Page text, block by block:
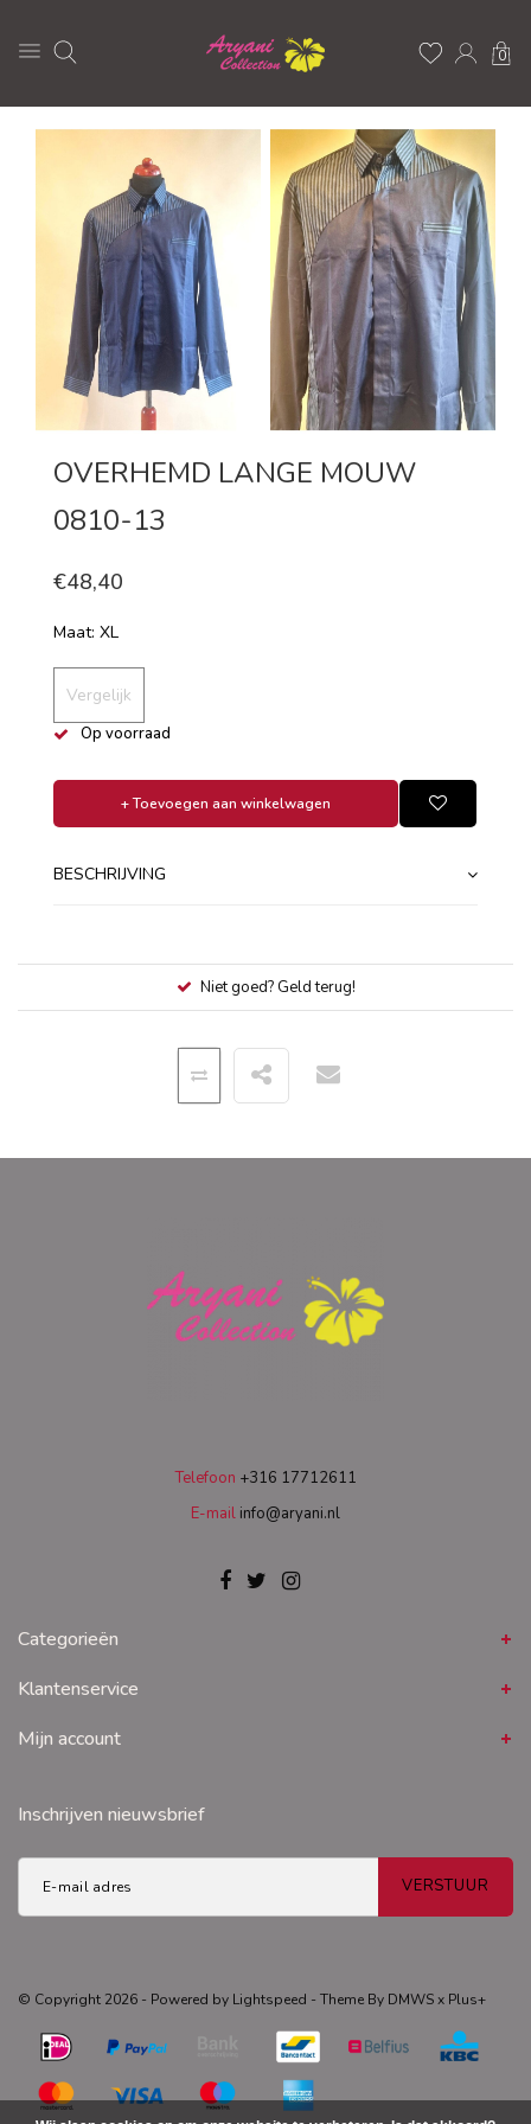
0
OVERHEMD LANGE MOUW
0810-13
€48,40
Maat: XL
Vergelijk
Op voorraad
+ Toevoegen aan winkelwagen
BESCHRIJVING
Niet goed? Geld terug!
Telefoon +316 17712611
E-mail info@aryani.nl
Categorieën
Klantenservice
Mijn account
Inschrijven nieuwsbrief
VERSTUUR
© Copyright 2026 - Powered by Lightspeed - Theme By DMWSx Plus+